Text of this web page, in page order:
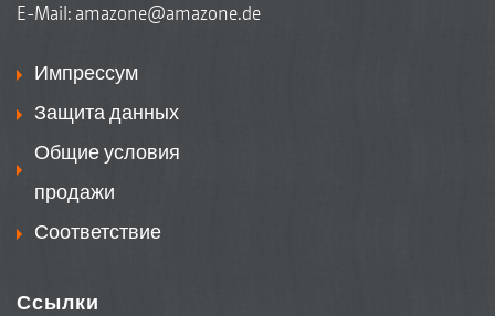
E-Mail: amazone@amazone.de
Импрессум
Защита данных
Общие условия
продажи
Соответствие
Ссылки